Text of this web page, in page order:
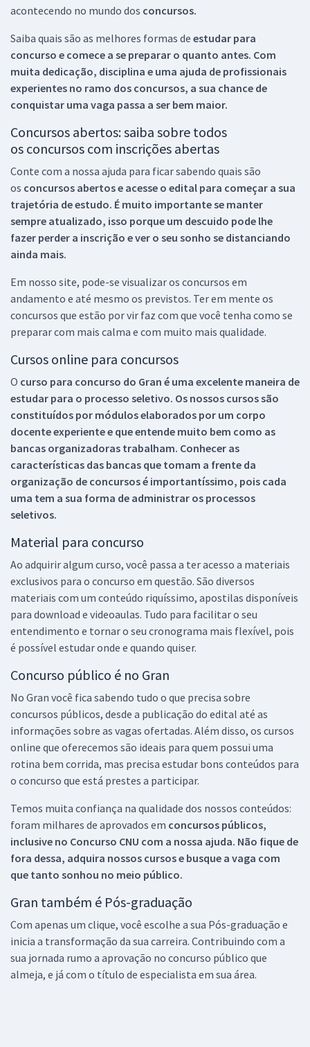
acontecendo no mundo dos concursos.
Saiba quais são as melhores formas de estudar para
concurso e comece a se preparar o quanto antes. Com
muita dedicação, disciplina e uma ajuda de profissionais
experientes no ramo dos concursos, a sua chance de
conquistar uma vaga passa a ser bem maior.
Concursos abertos: saiba sobre todos
os concursos com inscrições abertas
Conte com a nossa ajuda para ficar sabendo quais são
os concursos abertos e acesse o edital para começar a sua
trajetória de estudo. É muito importante se manter
sempre atualizado, isso porque um descuido pode lhe
fazer perder a inscrição e ver o seu sonho se distanciando
ainda mais.
Em nosso site, pode-se visualizar os concursos em
andamento e até mesmo os previstos. Ter em mente os
concursos que estão por vir faz com que você tenha como se
preparar com mais calma e com muito mais qualidade.
Cursos online para concursos
O curso para concurso do Gran é uma excelente maneira de
estudar para o processo seletivo. Os nossos cursos são
constituídos por módulos elaborados por um corpo
docente experiente e que entende muito bem como as
bancas organizadoras trabalham. Conhecer as
características das bancas que tomam a frente da
organização de concursos é importantíssimo, pois cada
uma tem a sua forma de administrar os processos
seletivos.
Material para concurso
Ao adquirir algum curso, você passa a ter acesso a materiais
exclusivos para o concurso em questão. São diversos
materiais com um conteúdo riquíssimo, apostilas disponíveis
para download e videoaulas. Tudo para facilitar o seu
entendimento e tornar o seu cronograma mais flexível, pois
é possível estudar onde e quando quiser.
Concurso público é no Gran
No Gran você fica sabendo tudo o que precisa sobre
concursos públicos, desde a publicação do edital até as
informações sobre as vagas ofertadas. Além disso, os cursos
online que oferecemos são ideais para quem possui uma
rotina bem corrida, mas precisa estudar bons conteúdos para
o concurso que está prestes a participar.
Temos muita confiança na qualidade dos nossos conteúdos:
foram milhares de aprovados em concursos públicos,
inclusive no Concurso CNU com a nossa ajuda. Não fique de
fora dessa, adquira nossos cursos e busque a vaga com
que tanto sonhou no meio público.
Gran também é Pós-graduação
Com apenas um clique, você escolhe a sua Pós-graduação e
inicia a transformação da sua carreira. Contribuindo com a
sua jornada rumo a aprovação no concurso público que
almeja, e já com o título de especialista em sua área.